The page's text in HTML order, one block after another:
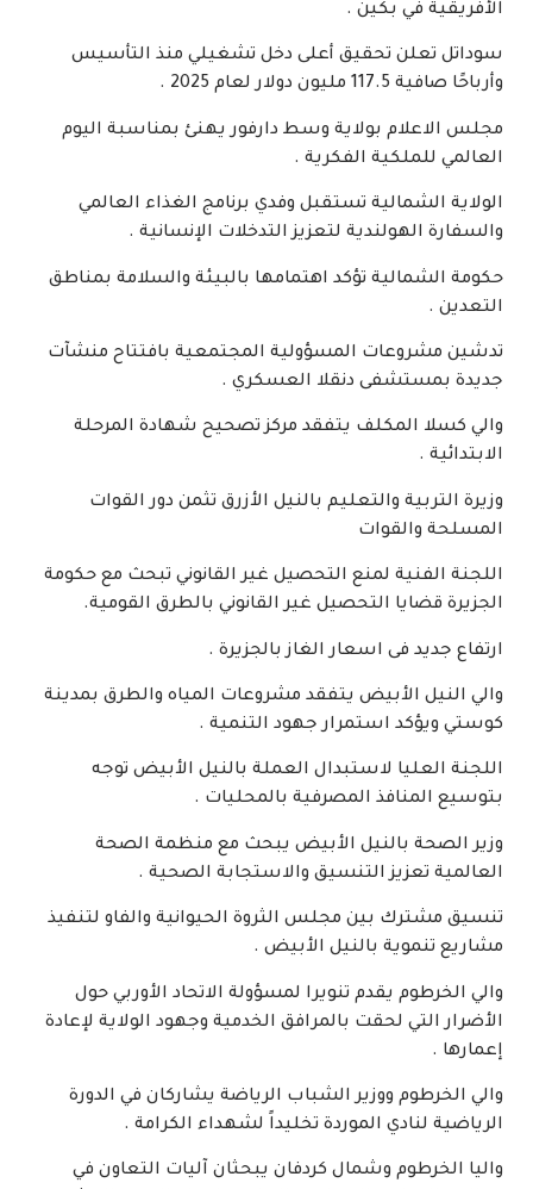
الأفريقية في بكين .
سوداتل تعلن تحقيق أعلى دخل تشغيلي منذ التأسيس
وأرباحًا صافية 117.5 مليون دولار لعام 2025 .
مجلس الاعلام بولاية وسط دارفور يهنئ بمناسبة اليوم
العالمي للملكية الفكرية .
الولاية الشمالية تستقبل وفدي برنامج الغذاء العالمي
والسفارة الهولندية لتعزيز التدخلات الإنسانية .
حكومة الشمالية تؤكد اهتمامها بالبيئة والسلامة بمناطق
التعدين .
تدشين مشروعات المسؤولية المجتمعية بافتتاح منشآت
جديدة بمستشفى دنقلا العسكري .
والي كسلا المكلف يتفقد مركز تصحيح شهادة المرحلة
الابتدائية .
وزيرة التربية والتعليم بالنيل الأزرق تثمن دور القوات
المسلحة والقوات
اللجنة الفنية لمنع التحصيل غير القانوني تبحث مع حكومة
الجزيرة قضايا التحصيل غير القانوني بالطرق القومية.
ارتفاع جديد فى اسعار الغاز بالجزيرة .
والي النيل الأبيض يتفقد مشروعات المياه والطرق بمدينة
كوستي ويؤكد استمرار جهود التنمية .
اللجنة العليا لاستبدال العملة بالنيل الأبيض توجه
بتوسيع المنافذ المصرفية بالمحليات .
وزير الصحة بالنيل الأبيض يبحث مع منظمة الصحة
العالمية تعزيز التنسيق والاستجابة الصحية .
تنسيق مشترك بين مجلس الثروة الحيوانية والفاو لتنفيذ
مشاريع تنموية بالنيل الأبيض .
والي الخرطوم يقدم تنويرا لمسؤولة الاتحاد الأوربي حول
الأضرار التي لحقت بالمرافق الخدمية وجهود الولاية لإعادة
إعمارها .
والي الخرطوم ووزير الشباب الرياضة يشاركان في الدورة
الرياضية لنادي الموردة تخليداً لشهداء الكرامة .
واليا الخرطوم وشمال كردفان يبحثان آليات التعاون في